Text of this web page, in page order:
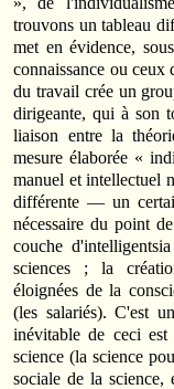
trouvons un tableau
met en évidence,
connaissance ou
du travail crée un
dirigeante, qui à son
liaison entre la
mesure élaborée «
manuel et intellectuel
différente — un
nécessaire du point
couche
sciences ; la
éloignées de la
(les salariés). C'est
inévitable de ceci
science (la science
sociale de la science,